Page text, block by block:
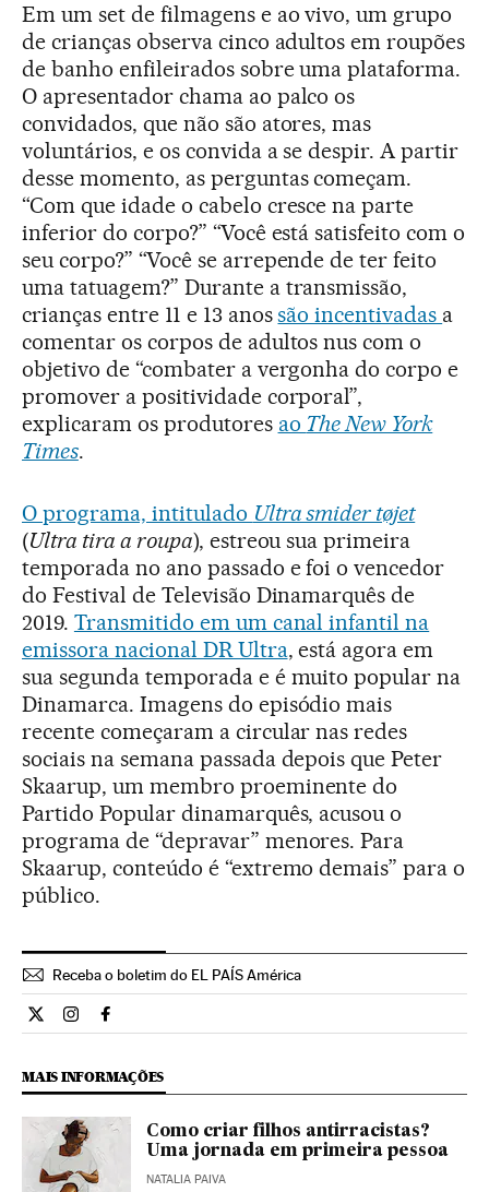
Em um set de filmagens e ao vivo, um grupo
de crianças observa cinco adultos em roupões
de banho enfileirados sobre uma plataforma.
O apresentador chama ao palco os
convidados, que não são atores, mas
voluntários, e os convida a se despir. A partir
desse momento, as perguntas começam.
“Com que idade o cabelo cresce na parte
inferior do corpo?” “Você está satisfeito com o
seu corpo?” “Você se arrepende de ter feito
uma tatuagem?” Durante a transmissão,
crianças entre 11 e 13 anossão incentivadas a
comentar os corpos de adultos nus com o
objetivo de “combater a vergonha do corpo e
promover a positividade corporal”,
explicaram os produtores ao The New York
Times.
O programa, intitulado Ultra smider tøjet
(Ultra tira a roupa), estreou sua primeira
temporada no ano passado e foi o vencedor
do Festival de Televisão Dinamarquês de
2019. Transmitido em um canal infantil na
emissora nacional DR Ultra, está agora em
sua segunda temporada e é muito popular na
Dinamarca. Imagens do episódio mais
recente começaram a circular nas redes
sociais na semana passada depois que Peter
Skaarup, um membro proeminente do
Partido Popular dinamarquês, acusou o
programa de “depravar” menores. Para
Skaarup, conteúdo é “extremo demais” para o
público.
Receba o boletim do EL PAÍS América
Cultura El País Brasil en Twitter
Cultura El País Brasil en Instagram
Cultura El País Brasil en Facebook
MAIS INFORMAÇÕES
Como criar filhos antirracistas?
Uma jornada em primeira pessoa
NATALIA PAIVA